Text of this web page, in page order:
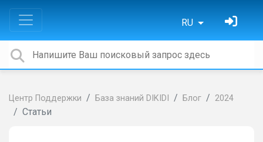
RU
Центр Поддержки База знаний DIKIDI Блог 2024
Статьи